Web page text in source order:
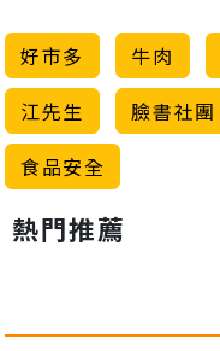
好市多 牛肉
江先生
臉書社團
食品安全
熱門推薦